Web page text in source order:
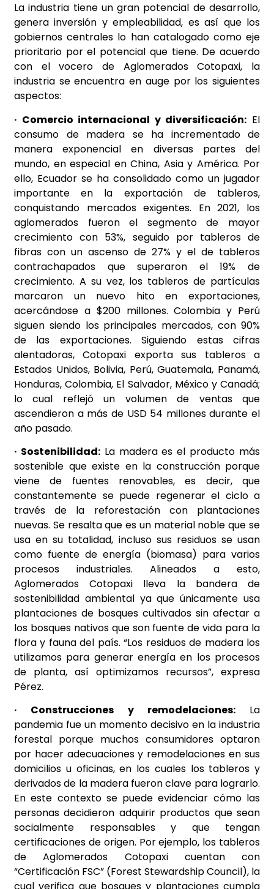
La industria tiene un gran potencial de desarrollo,
genera inversión y empleabilidad, es así que los
gobiernos centrales lo han catalogado como eje
prioritario por el potencial que tiene. De acuerdo
con el vocero de Aglomerados Cotopaxi, la
industria se encuentra en auge por los siguientes
aspectos:
· Comercio internacional y diversificación: El
consumo de madera se ha incrementado de
manera exponencial en diversas partes del
mundo, en especial en China, Asia y América. Por
ello, Ecuador se ha consolidado como un jugador
importante en la exportación de tableros,
conquistando mercados exigentes. En 2021, los
aglomerados fueron el segmento de mayor
crecimiento con 53%, seguido por tableros de
fibras con un ascenso de 27% y el de tableros
contrachapados que superaron el 19% de
crecimiento. A su vez, los tableros de partículas
marcaron un nuevo hito en exportaciones,
acercándose a $200 millones. Colombia y Perú
siguen siendo los principales mercados, con 90%
de las exportaciones. Siguiendo estas cifras
alentadoras, Cotopaxi exporta sus tableros a
Estados Unidos, Bolivia, Perú, Guatemala, Panamá,
Honduras, Colombia, El Salvador, México y Canadá;
lo cual reflejó un volumen de ventas que
ascendieron a más de USD 54 millones durante el
año pasado.
· Sostenibilidad:La madera es el producto más
sostenible que existe en la construcción porque
viene de fuentes renovables, es decir, que
constantemente se puede regenerar el ciclo a
través de la reforestación con plantaciones
nuevas. Se resalta que es un material noble que se
usa en su totalidad, incluso sus residuos se usan
como fuente de energía (biomasa) para varios
procesos industriales. Alineados a esto,
Aglomerados Cotopaxi lleva la bandera de
sostenibilidad ambiental ya que únicamente usa
plantaciones de bosques cultivados sin afectar a
los bosques nativos que son fuente de vida para la
flora y fauna del país. “Los residuos de madera los
utilizamos para generar energía en los procesos
de planta, así optimizamos recursos”, expresa
Pérez.
· Construcciones y remodelaciones:La
pandemia fue un momento decisivo en la industria
forestal porque muchos consumidores optaron
por hacer adecuaciones y remodelaciones en sus
domicilios u oficinas, en los cuales los tableros y
derivados de la madera fueron clave para lograrlo.
En este contexto se puede evidenciar cómo las
personas decidieron adquirir productos que sean
socialmente responsables y que tengan
certificaciones de origen. Por ejemplo, los tableros
de Aglomerados Cotopaxi cuentan con
“Certificación FSC” (Forest Stewardship Council), la